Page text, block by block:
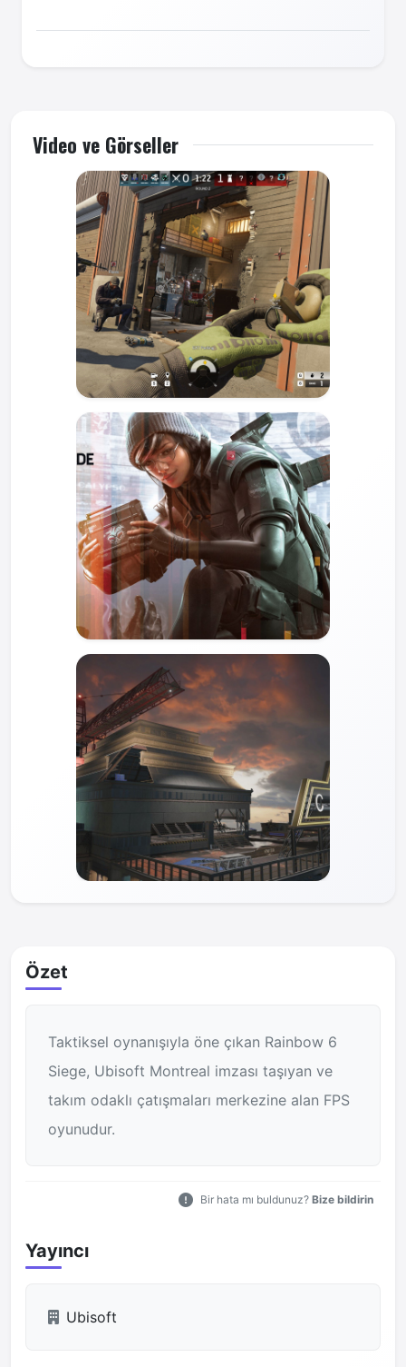
Video ve Görseller
Özet
Taktiksel oynanışıyla öne çıkan Rainbow 6
Siege, Ubisoft Montreal imzası taşıyan ve
takım odaklı çatışmaları merkezine alan FPS
oyunudur.
Bir hata mı buldunuz? Bize bildirin
Yayıncı
Ubisoft